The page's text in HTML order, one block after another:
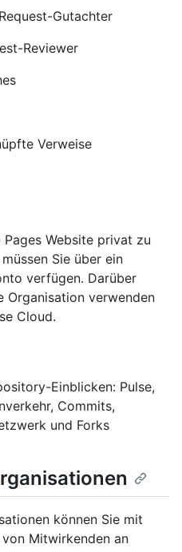
Gutachter
Reviewer
Verweise
Website privat zu
Sie über ein
verfügen. Darüber
Organisation verwenden
Cloud.
Einblicken: Pulse,
Commits,
und Forks
können Sie mit
Mitwirkenden an